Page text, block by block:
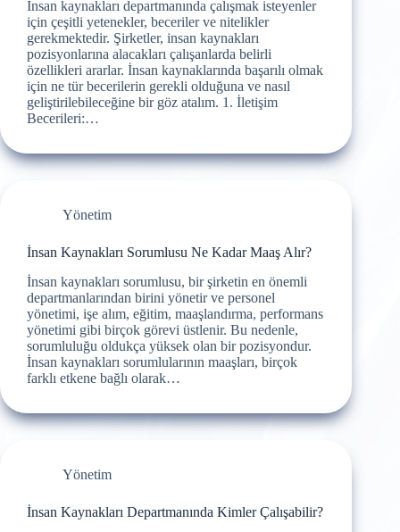
İnsan kaynakları departmanında çalışmak isteyenler
için çeşitli yetenekler, beceriler ve nitelikler
gerekmektedir. Şirketler, insan kaynakları
pozisyonlarına alacakları çalışanlarda belirli
özellikleri ararlar. İnsan kaynaklarında başarılı olmak
için ne tür becerilerin gerekli olduğuna ve nasıl
geliştirilebileceğine bir göz atalım. 1. İletişim
Becerileri:…
Yönetim
İnsan Kaynakları Sorumlusu Ne Kadar Maaş Alır?
İnsan kaynakları sorumlusu, bir şirketin en önemli
departmanlarından birini yönetir ve personel
yönetimi, işe alım, eğitim, maaşlandırma, performans
yönetimi gibi birçok görevi üstlenir. Bu nedenle,
sorumluluğu oldukça yüksek olan bir pozisyondur.
İnsan kaynakları sorumlularının maaşları, birçok
farklı etkene bağlı olarak…
Yönetim
İnsan Kaynakları Departmanında Kimler Çalışabilir?